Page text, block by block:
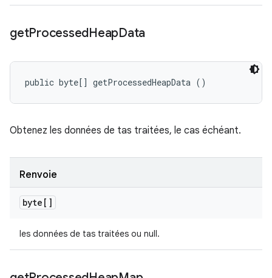
getProcessedHeapData
public byte[] getProcessedHeapData ()
Obtenez les données de tas traitées, le cas échéant.
Renvoie
byte[]
les données de tas traitées ou null.